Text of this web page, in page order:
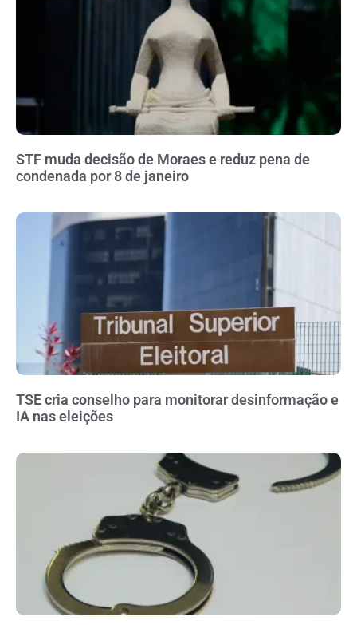
STF muda decisão de Moraes e reduz pena de
condenada por 8 de janeiro
TSE cria conselho para monitorar desinformação e
IA nas eleições